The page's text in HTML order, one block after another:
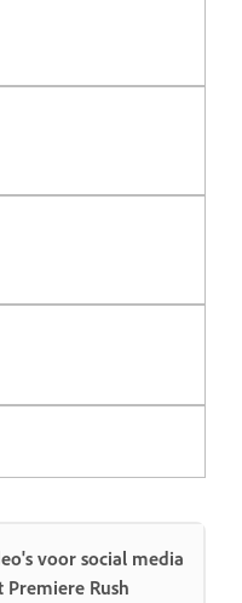
voor social media
Rush